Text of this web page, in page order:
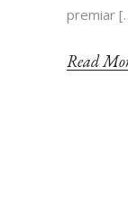
premiar
Read